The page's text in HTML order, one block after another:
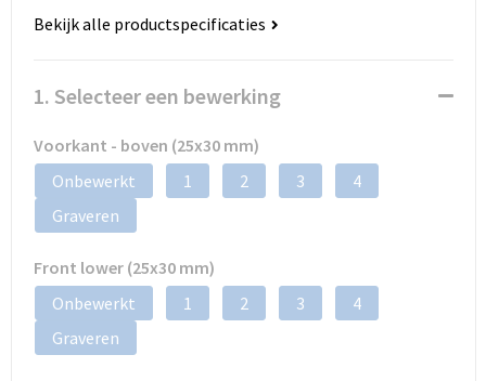
Bekijk alle productspecificaties
1. Selecteer een bewerking
Voorkant - boven (25x30 mm)
Onbewerkt
1 2 3
4
Graveren
Front lower (25x30 mm)
Onbewerkt
1 2 3
4
Graveren